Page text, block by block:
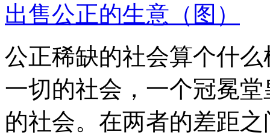
出售公正的生意（图）
公正稀缺的社会算个什
一切的社会，一个冠冕
的社会。在两者的差距